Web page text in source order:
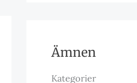
Ämnen
Kategorier